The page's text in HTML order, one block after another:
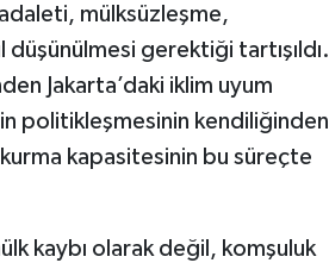
mülksüzleşme,
gerektiği tartışıldı.
Jakarta’daki iklim uyum
politikleşmesinin kendiliğinden
kapasitesinin bu süreçte
kaybı olarak değil, komşuluk